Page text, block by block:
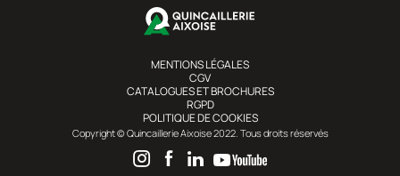
MENTIONS LÉGALES
CGV
CATALOGUES ET BROCHURES
RGPD
POLITIQUE DE COOKIES
Copyright © Quincaillerie Aixoise 2022. Tous droits réservés